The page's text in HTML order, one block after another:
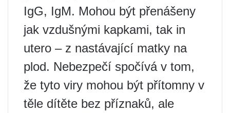
IgG, IgM. Mohou být přenášeny
jak vzdušnými kapkami, tak in
utero – z nastávající matky na
plod. Nebezpečí spočívá v tom,
že tyto viry mohou být přítomny v
těle dítěte bez příznaků, ale